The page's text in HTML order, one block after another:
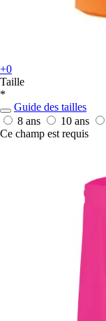
+0
Taille
*
Guide des tailles
8 ans
10 ans
Ce champ est requis